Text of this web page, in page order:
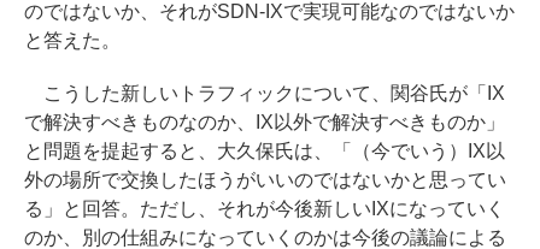
のではないか、それがSDN-IXで実現可能なのではないか
と答えた。
こうした新しいトラフィックについて、関谷氏が「IX
で解決すべきものなのか、IX以外で解決すべきものか」
と問題を提起すると、大久保氏は、「（今でいう）IX以
外の場所で交換したほうがいいのではないかと思ってい
る」と回答。ただし、それが今後新しいIXになっていく
のか、別の仕組みになっていくのかは今後の議論による